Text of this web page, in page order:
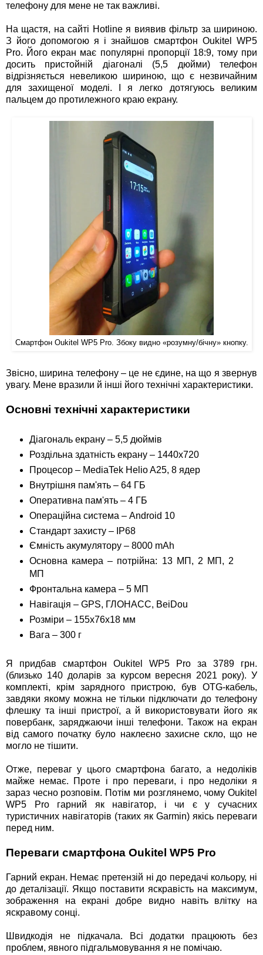
телефону для мене не так важливі.
На щастя, на сайті Hotline я виявив фільтр за шириною.
З його допомогою я і знайшов смартфон Oukitel WP5
Pro. Його екран має популярні пропорції 18:9, тому при
досить пристойній діагоналі (5,5 дюйми) телефон
відрізняється невеликою шириною, що є незвичайним
для захищеної моделі. І я легко дотягуюсь великим
пальцем до протилежного краю екрану.
Смартфон Oukitel WP5 Pro. Збоку видно «розумну/бічну» кнопку.
Звісно, ширина телефону – це не єдине, на що я звернув
увагу. Мене вразили й інші його технічні характеристики.
Основні технічні характеристики
Діагональ екрану – 5,5 дюймів
Роздільна здатність екрану – 1440х720
Процесор – MediaTek Helio A25, 8 ядер
Внутрішня пам'ять – 64 ГБ
Оперативна пам'ять – 4 ГБ
Операційна система – Android 10
Стандарт захисту – IP68
Ємність акумулятору – 8000 mAh
Основна камера – потрійна: 13 МП, 2 МП, 2
МП
Фронтальна камера – 5 МП
Навігація – GPS, ГЛОНАСС, BeiDou
Розміри – 155x76x18 мм
Вага – 300 г
Я придбав смартфон Oukitel WP5 Pro за 3789 грн.
(близько 140 доларів за курсом вересня 2021 року). У
комплекті, крім зарядного пристрою, був OTG-кабель,
завдяки якому можна не тільки підключати до телефону
флешку та інші пристрої, а й використовувати його як
повербанк, заряджаючи інші телефони. Також на екран
від самого початку було наклеєно захисне скло, що не
могло не тішити.
Отже, переваг у цього смартфона багато, а недоліків
майже немає. Проте і про переваги, і про недоліки я
зараз чесно розповім. Потім ми розглянемо, чому Oukitel
WP5 Pro гарний як навігатор, і чи є у сучасних
туристичних навігаторів (таких як Garmin) якісь переваги
перед ним.
Переваги смартфона Oukitel WP5 Pro
Гарний екран. Немає претензій ні до передачі кольору, ні
до деталізації. Якщо поставити яскравість на максимум,
зображення на екрані добре видно навіть влітку на
яскравому сонці.
Швидкодія не підкачала. Всі додатки працюють без
проблем, явного підгальмовування я не помічаю.